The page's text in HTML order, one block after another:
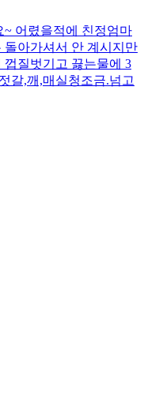
어렸을적에 친정엄마
돌아가셔서 안 계시지만
질벗기고 끓는물에 3
갈,깨,매실청조금.넘고